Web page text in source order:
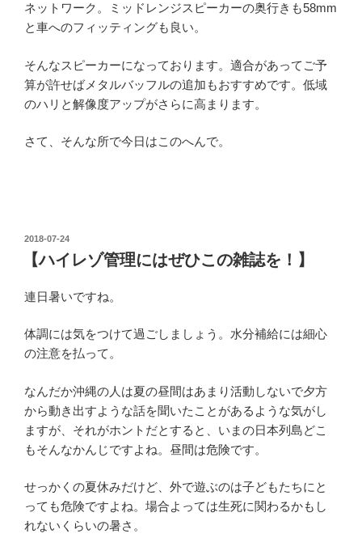
ネットワーク。ミッドレンジスピーカーの奥行きも58mm
と車へのフィッティングも良い。
そんなスピーカーになっております。適合があってご予
算が許せばメタルバッフルの追加もおすすめです。低域
のハリと解像度アップがさらに高まります。
さて、そんな所で今日はこのへんで。
投
稿
日:
2018-07-24
【ハイレゾ管理にはぜひこの雑誌を！】
連日暑いですね。
体調には気をつけて過ごしましょう。水分補給には細心
の注意を払って。
なんだか沖縄の人は夏の昼間はあまり活動しないで夕方
から動き出すような話を聞いたことがあるような気がし
ますが、それがホントだとすると、いまの日本列島どこ
もそんなかんじですよね。昼間は危険です。
せっかくの夏休みだけど、外で遊ぶのは子どもたちにと
っても危険ですよね。場合よっては生死に関わるかもし
れないくらいの暑さ。